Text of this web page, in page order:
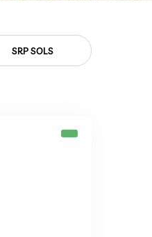
VIE ASSOCIATIVE